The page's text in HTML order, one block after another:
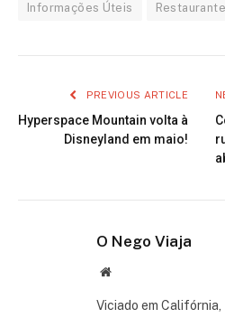
Informações Úteis
PREVIOUS ARTICLE
Hyperspace Mountain volta à
Disneyland em maio!
O Nego Viaja
Website
Viciado em Califórnia,